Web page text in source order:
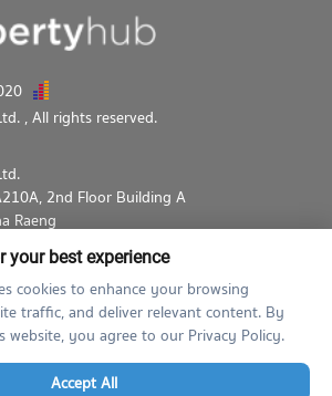
47
49
49
49
, All rights reserved.
2nd Floor Building A
Raeng
support@propertyhub.in.th
Privacy Policy Contact
your best experience
cookies to enhance your browsing
traffic, and deliver relevant content. By
you agree to our Privacy Policy.
Accept All